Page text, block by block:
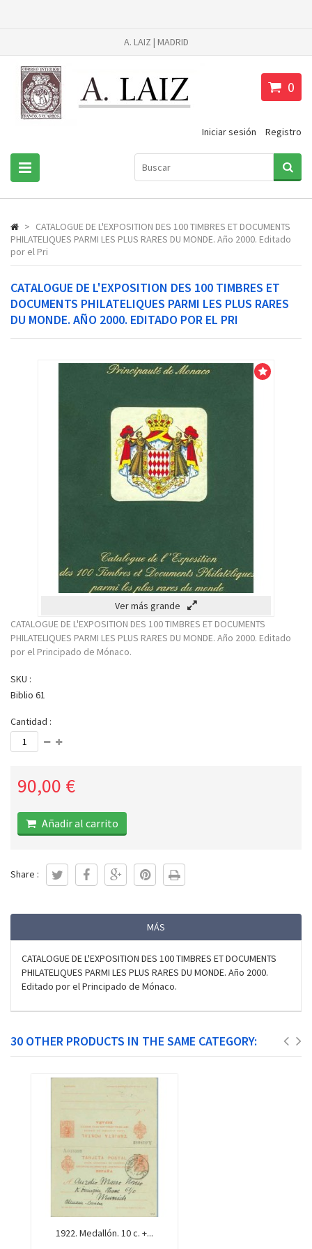
A. LAIZ | MADRID
0
Iniciar sesión Registro
> CATALOGUE DE L'EXPOSITION DES 100 TIMBRES ET DOCUMENTS
PHILATELIQUES PARMI LES PLUS RARES DU MONDE. Año 2000. Editado
por el Pri
CATALOGUE DE L'EXPOSITION DES 100 TIMBRES ET
DOCUMENTS PHILATELIQUES PARMI LES PLUS RARES
DU MONDE. AÑO 2000. EDITADO POR EL PRI
Ver más grande
CATALOGUE DE L'EXPOSITION DES 100 TIMBRES ET DOCUMENTS
PHILATELIQUES PARMI LES PLUS RARES DU MONDE. Año 2000. Editado
por el Principado de Mónaco.
SKU :
Biblio 61
Cantidad :
90,00 €
Añadir al carrito
Share :
MÁS
CATALOGUE DE L'EXPOSITION DES 100 TIMBRES ET DOCUMENTS
PHILATELIQUES PARMI LES PLUS RARES DU MONDE. Año 2000.
Editado por el Principado de Mónaco.
30 OTHER PRODUCTS IN THE SAME CATEGORY:
1922. Medallón. 10 c. +...